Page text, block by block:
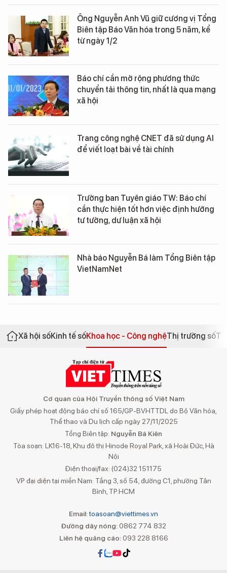
Ông Nguyễn Anh Vũ giữ cương vị Tổng
Biên tập Báo Văn hóa trong 5 năm, kể
từ ngày 1/2
Báo chí cần mở rộng phương thức
chuyển tải thông tin, nhất là qua mạng
xã hội
Trang công nghệ CNET đã sử dụng AI
để viết loạt bài về tài chính
Trưởng ban Tuyên giáo TW: Báo chí
cần thực hiện tốt hơn việc định hướng
tư tưởng, dư luận xã hội
Nhà báo Nguyễn Bá làm Tổng Biên tập
VietNamNet
Xã hội sốKinh tế sốKhoa học - Công nghệThị trường số
Cơ quan của Hội Truyền thông số Việt Nam
Giấy phép hoạt động báo chí số 165/GP-BVHTTDL do Bộ Văn hóa,
Thể thao và Du lịch cấp ngày 27/11/2025
Tổng Biên tập: Nguyễn Bá Kiên
Tòa soạn: LK16-18, Khu đô thị Hinode Royal Park, xã Hoài Đức, Hà
Nội
Điện thoại/fax: (024)32 151175
VP đại diện tại miền Nam: Tầng 3, số 54, đường C1, phường Tân
Bình, TP.HCM
Email:toasoan@viettimes.vn
Đường dây nóng: 0862 774 832
Liên hệ quảng cáo:093 228 8166